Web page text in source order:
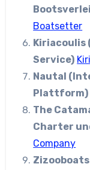
Boatsetter
Kiriacoulis
Service)
Nautal
Plattform)
The
Charter
Company